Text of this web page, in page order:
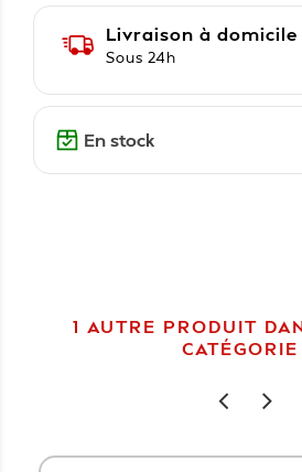
Livraison à domicile
Sous 24h
En stock
1 AUTRE PRODUIT